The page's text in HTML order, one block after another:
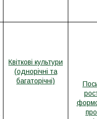
Квіткові культури
(однорічні та
багаторічні)